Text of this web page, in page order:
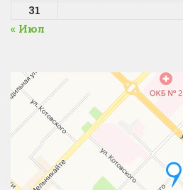
31
« Июл